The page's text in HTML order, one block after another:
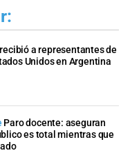
a representantes de
Unidos en Argentina
Paro docente: aseguran
es total mientras que